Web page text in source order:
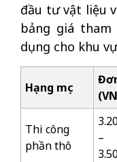
đầu tư vật liệu
bảng giá
dụng cho khu
Hạng mục
Thi công
phần thô
–